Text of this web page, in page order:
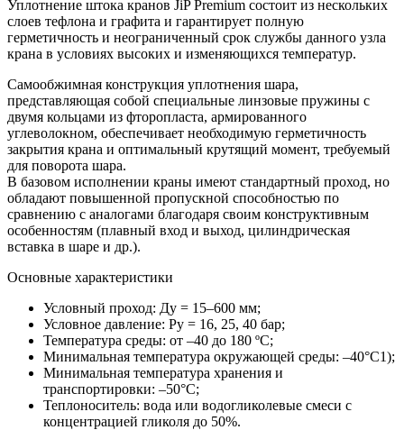
Уплотнение штока кранов JiP Premium состоит из нескольких
слоев тефлона и графита и гарантирует полную
герметичность и неограниченный срок службы данного узла
крана в условиях высоких и изменяющихся температур.
Самообжимная конструкция уплотнения шара,
представляющая собой специальные линзовые пружины с
двумя кольцами из фторопласта, армированного
углеволокном, обеспечивает необходимую герметичность
закрытия крана и оптимальный крутящий момент, требуемый
для поворота шара.
В базовом исполнении краны имеют стандартный проход, но
обладают повышенной пропускной способностью по
сравнению с аналогами благодаря своим конструктивным
особенностям (плавный вход и выход, цилиндрическая
вставка в шаре и др.).
Основные характеристики
Условный проход: Ду = 15–600 мм;
Условное давление: Ру = 16, 25, 40 бар;
Температура среды: от –40 до 180 ºC;
Минимальная температура окружающей среды: –40°С1);
Минимальная температура хранения и
транспортировки: –50°С;
Теплоноситель: вода или водогликолевые смеси с
концентрацией гликоля до 50%.